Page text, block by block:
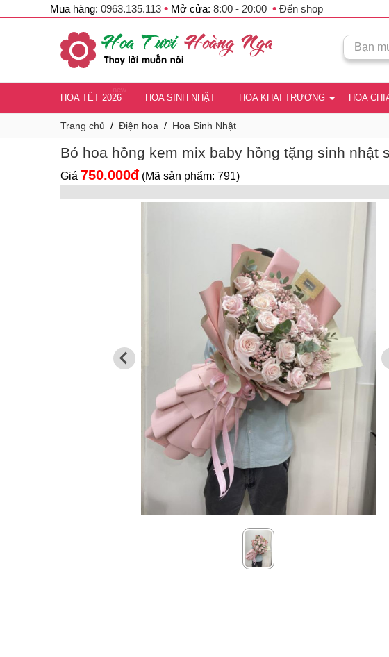
Mua hàng: 0963.135.113 • Mở cửa: 8:00 - 20:00 • Đến shop
new
HOA TẾT 2026 HOA SINH NHẬT HOA KHAI TRƯƠNG HOA
Trang chủ / Điện hoa / Hoa Sinh Nhật
Bó hoa hồng kem mix baby hồng tặng sinh nhật
Giá 750.000đ (Mã sản phẩm: 791)